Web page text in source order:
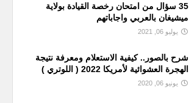
35 سؤال من امتحان رخصة القيادة بولاية
ميشيغان بالعربي واجاباتهم
يوليو 06, 2021
شرح بالصور.. كيفية الاستعلام ومعرفة نتيجة
الهجرة العشوائية لأمريكا 2022 ( اللوتري )
يونيو 06, 2020